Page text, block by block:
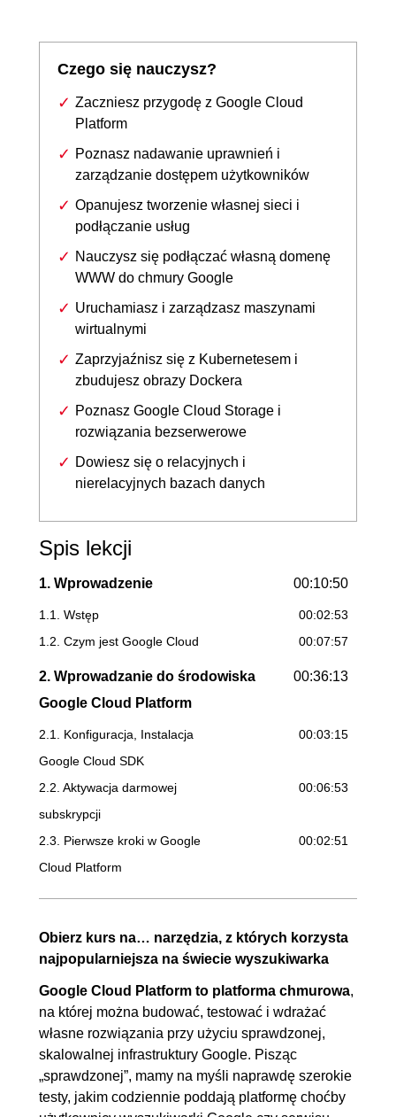
Czego się nauczysz?
Zaczniesz przygodę z Google Cloud
Platform
Poznasz nadawanie uprawnień i
zarządzanie dostępem użytkowników
Opanujesz tworzenie własnej sieci i
podłączanie usług
Nauczysz się podłączać własną domenę
WWW do chmury Google
Uruchamiasz i zarządzasz maszynami
wirtualnymi
Zaprzyjaźnisz się z Kubernetesem i
zbudujesz obrazy Dockera
Poznasz Google Cloud Storage i
rozwiązania bezserwerowe
Dowiesz się o relacyjnych i
nierelacyjnych bazach danych
Spis lekcji
1. Wprowadzenie 00:10:50
1.1. Wstęp
00:02:53
1.2. Czym jest Google Cloud
00:07:57
2. Wprowadzanie do środowiska
Google Cloud Platform
00:36:13
2.1. Konfiguracja, Instalacja
Google Cloud SDK
00:03:15
2.2. Aktywacja darmowej
subskrypcji
00:06:53
2.3. Pierwsze kroki w Google
Cloud Platform
00:02:51
dotyczących płatności
zwykłego użytkownika
2.7. Poznanie Cloud Shella i
Cloud edytora
00:03:03
2.8. Poruszanie się po
dokumentacji
00:04:19
Obierz kurs na… narzędzia, z których korzysta
najpopularniejsza na świecie wyszukiwarka
Google Cloud Platform to platforma chmurowa,
na której można budować, testować i wdrażać
własne rozwiązania przy użyciu sprawdzonej,
skalowalnej infrastruktury Google. Pisząc
„sprawdzonej”, mamy na myśli naprawdę szerokie
testy, jakim codziennie poddają platformę choćby